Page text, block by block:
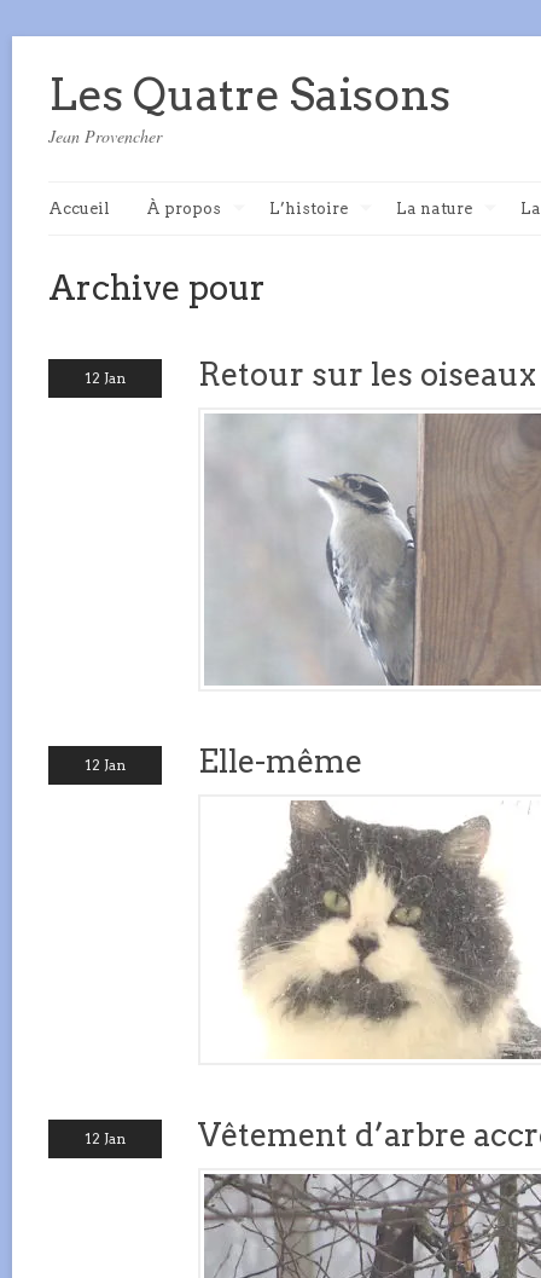
Les Quatre Saisons
Jean Provencher
Accueil À propos L’histoire La nature
Archive pour
12 Jan Retour sur les oiseaux
12 Jan Elle-même
12 Jan Vêtement d’arbre